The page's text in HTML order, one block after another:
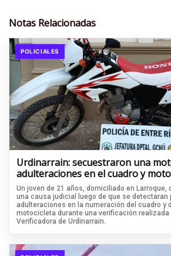
Notas Relacionadas
POLICIALES
Urdinarrain: secuestraron una
adulteraciones en el cuadro y
Un joven de 21 años, domiciliado en Larroque,
una causa judicial luego de que se detectaran
adulteraciones en la numeración del cuadro y
motocicleta durante una verificación realizada
Verificadora de Urdinarrain.